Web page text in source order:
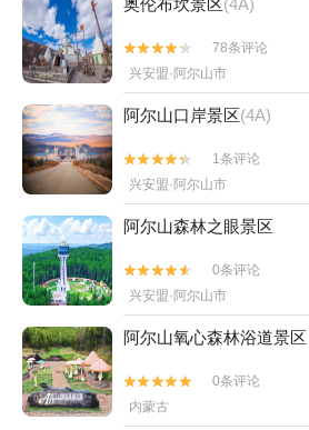
奥伦布坎景区(4A)


78条评论
兴安盟·阿尔山市
阿尔山口岸景区(4A)


1条评论
兴安盟·阿尔山市
阿尔山森林之眼景区


0条评论
兴安盟·阿尔山市
阿尔山氧心森林浴道景区


0条评论
内蒙古